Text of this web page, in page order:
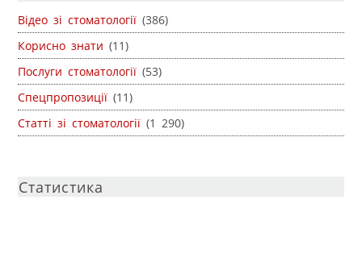
Відео зі стоматології (386)
Корисно знати (11)
Послуги стоматології (53)
Спецпропозиції (11)
Статті зі стоматології (1 290)
Статистика